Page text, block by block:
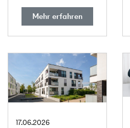
Mehr erfahren
17.06.2026